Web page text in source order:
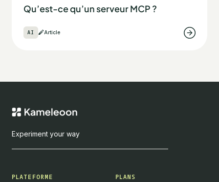
Qu’est-ce qu’un serveur MCP ?
AI Article
Experiment your way
PLATEFORME PLANS